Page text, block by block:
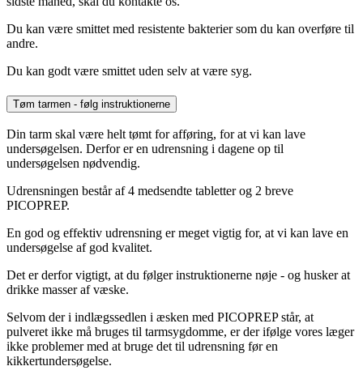
Du kan være smittet med resistente bakterier som du kan overføre til
andre.
Du kan godt være smittet uden selv at være syg.
Tøm tarmen - følg instruktionerne
Din tarm skal være helt tømt for afføring, for at vi kan lave
undersøgelsen. Derfor er en udrensning i dagene op til
undersøgelsen nødvendig.
Udrensningen består af 4 medsendte tabletter og 2 breve
PICOPREP.
En god og effektiv udrensning er meget vigtig for, at vi kan lave en
undersøgelse af god kvalitet.
Det er derfor vigtigt, at du følger instruktionerne nøje - og husker at
drikke masser af væske.
Selvom der i indlægssedlen i æsken med PICOPREP står, at
pulveret ikke må bruges til tarmsygdomme, er der ifølge vores læger
ikke problemer med at bruge det til udrensning før en
kikkertundersøgelse.